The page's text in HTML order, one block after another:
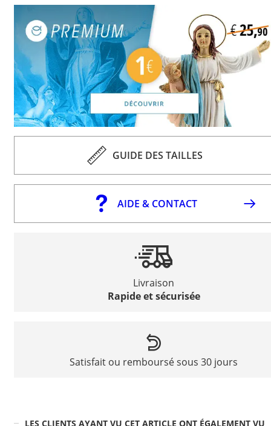
GUIDE DES TAILLES
AIDE & CONTACT
Livraison
Rapide et sécurisée
Satisfait ou remboursé sous 30 jours
LES CLIENTS AYANT VU CET ARTICLE ONT ÉGALEMENT VU